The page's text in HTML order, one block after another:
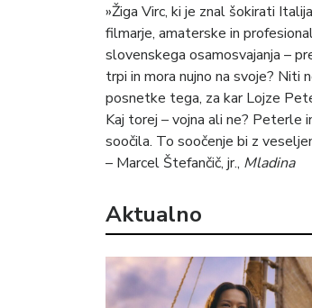
»Žiga Virc, ki je znal šokirati
filmarje, amaterske in
slovenskega osamosvajanja –
trpi in mora nujno na svoje?
posnetke tega, za kar Lojze
Kaj torej – vojna ali ne? Peterle
soočila. To soočenje bi z
– Marcel Štefančič, jr., Mladina
Aktualno